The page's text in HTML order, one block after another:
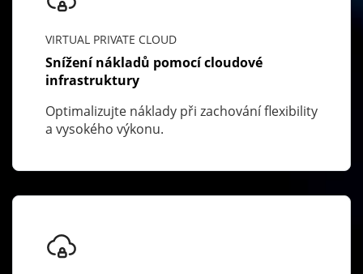
VIRTUAL PRIVATE CLOUD
Snížení nákladů pomocí cloudové
infrastruktury
Optimalizujte náklady při zachování flexibility
a vysokého výkonu.